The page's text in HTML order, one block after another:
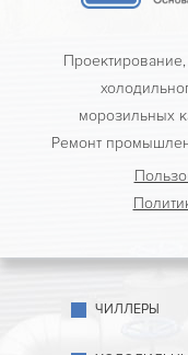
морозильных
Ремонт
ЧИЛЛЕРЫ